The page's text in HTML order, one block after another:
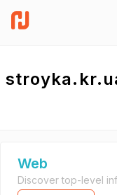
Web
Discover top-level